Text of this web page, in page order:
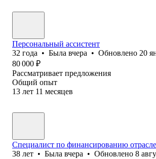
Персональный ассистент
32 года • Была вчера • Обновлено 20
80 000 ₽
Рассматривает предложения
Общий опыт
13 лет 11 месяцев
Специалист по финансированию
38 лет • Была вчера • Обновлено 8